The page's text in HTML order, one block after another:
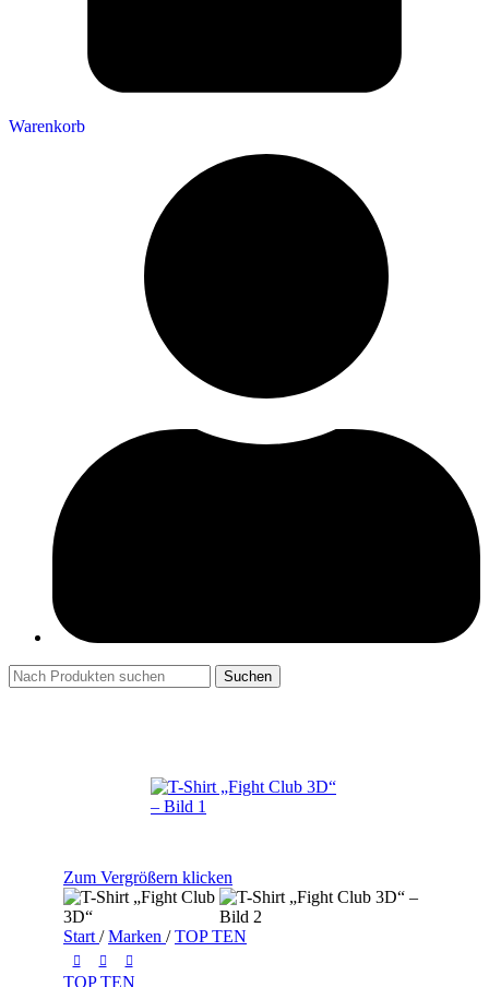
Warenkorb
Suchen
Zum Vergrößern klicken
Start / Marken / TOP TEN
TOP TEN